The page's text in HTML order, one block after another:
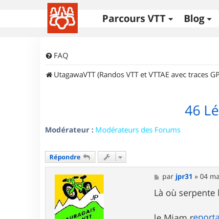
Parcours VTT Blog
FAQ
UtagawaVTT (Randos VTT et VTTAE avec traces
46
Modérateur : Modérateurs des Forums
Répondre
M
e
s
s
g
par jpr31 »04
Là où